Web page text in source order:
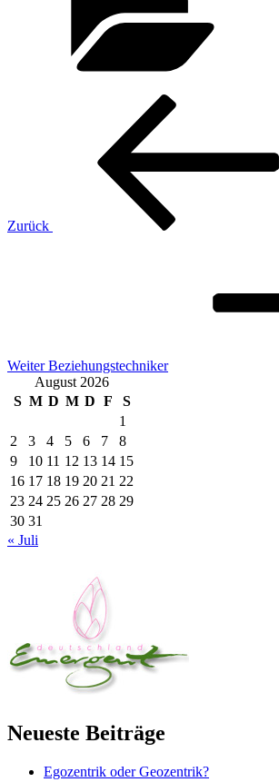
Beitragsnavigation
Zurück
Weiter Beziehungstechniker
August 2026
S M D M D F
S
1
2
3 4 5 6 7
8
9
10 11 12 13 14 15
16 17 18 19 20 21 22
23 24 25 26 27 28 29
30 31
« Juli
Neueste Beiträge
Egozentrik oder Geozentrik?